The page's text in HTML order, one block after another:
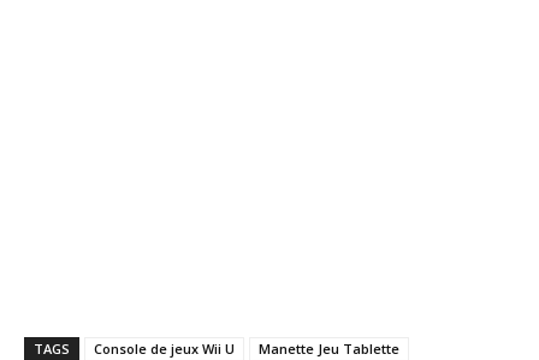
TAGS Console de jeux Wii U
Manette Jeu Tablette